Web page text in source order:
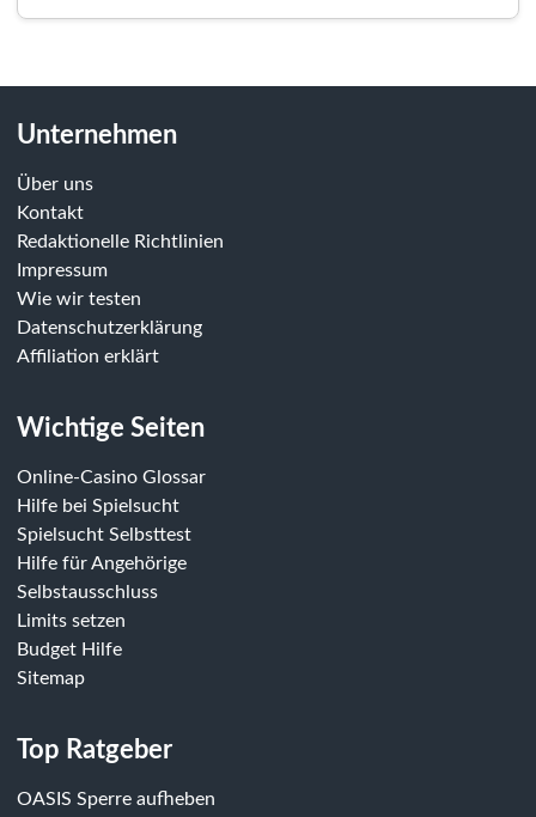
Unternehmen
Über uns
Kontakt
Redaktionelle Richtlinien
Impressum
Wie wir testen
Datenschutzerklärung
Affiliation erklärt
Wichtige Seiten
Online-Casino Glossar
Hilfe bei Spielsucht
Spielsucht Selbsttest
Hilfe für Angehörige
Selbstausschluss
Limits setzen
Budget Hilfe
Sitemap
Top Ratgeber
OASIS Sperre aufheben